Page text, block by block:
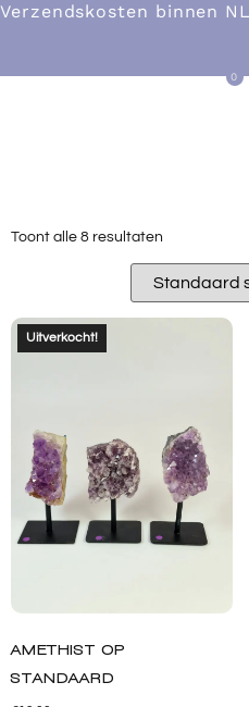
Verzendskosten binnen
0
Toont alle 8 resultaten
Uitverkocht!
AMETHIST OP
STANDAARD